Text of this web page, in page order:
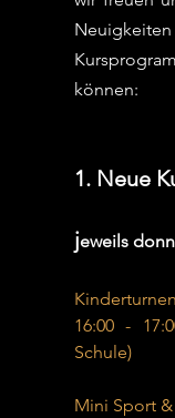
können:
1. Neue
jeweils
16:00 -
Schule)
Mini Sport